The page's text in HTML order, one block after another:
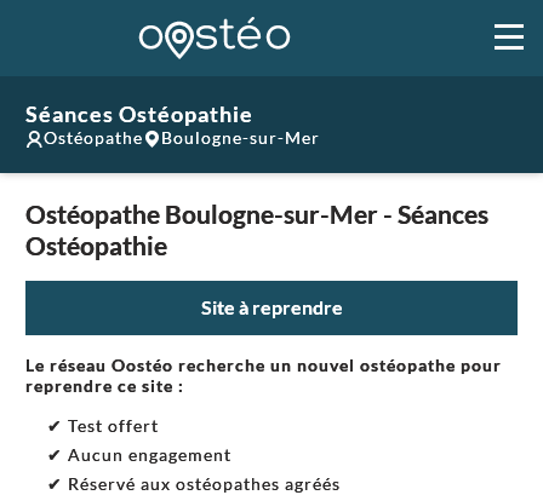
Séances Ostéopathie
Ostéopathe Boulogne-sur-Mer
Ostéopathe Boulogne-sur-Mer - Séances
Ostéopathie
Site à reprendre
Le réseau Oostéo recherche un nouvel ostéopathe pour
reprendre ce site :
✔ Test offert
✔ Aucun engagement
✔ Réservé aux ostéopathes agréés